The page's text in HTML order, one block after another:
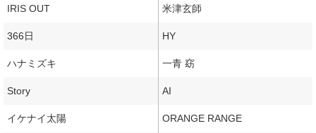
IRIS OUT 米津玄師
366日 HY
ハナミズキ 一青 窈
Story AI
イケナイ太陽 ORANGE RANGE